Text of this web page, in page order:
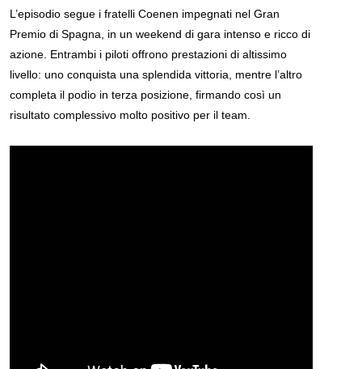
L’episodio segue i fratelli Coenen impegnati nel Gran
Premio di Spagna, in un weekend di gara intenso e ricco di
azione. Entrambi i piloti offrono prestazioni di altissimo
livello: uno conquista una splendida vittoria, mentre l’altro
completa il podio in terza posizione, firmando così un
risultato complessivo molto positivo per il team.